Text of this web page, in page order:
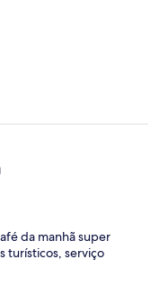
da manhã super
turísticos, serviço